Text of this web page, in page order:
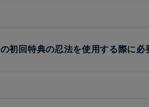
初回特典の忍法を使用する際に必